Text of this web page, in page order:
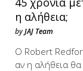
η αλήθεια;
byJAJ Team
Ο Robert
αν η αλήθεια